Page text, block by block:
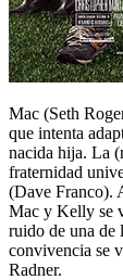
Mac (Seth
que intenta
nacida hija. La
fraternidad
(Dave Franco).
Mac y Kelly se
ruido de una de
convivencia se
Radner.